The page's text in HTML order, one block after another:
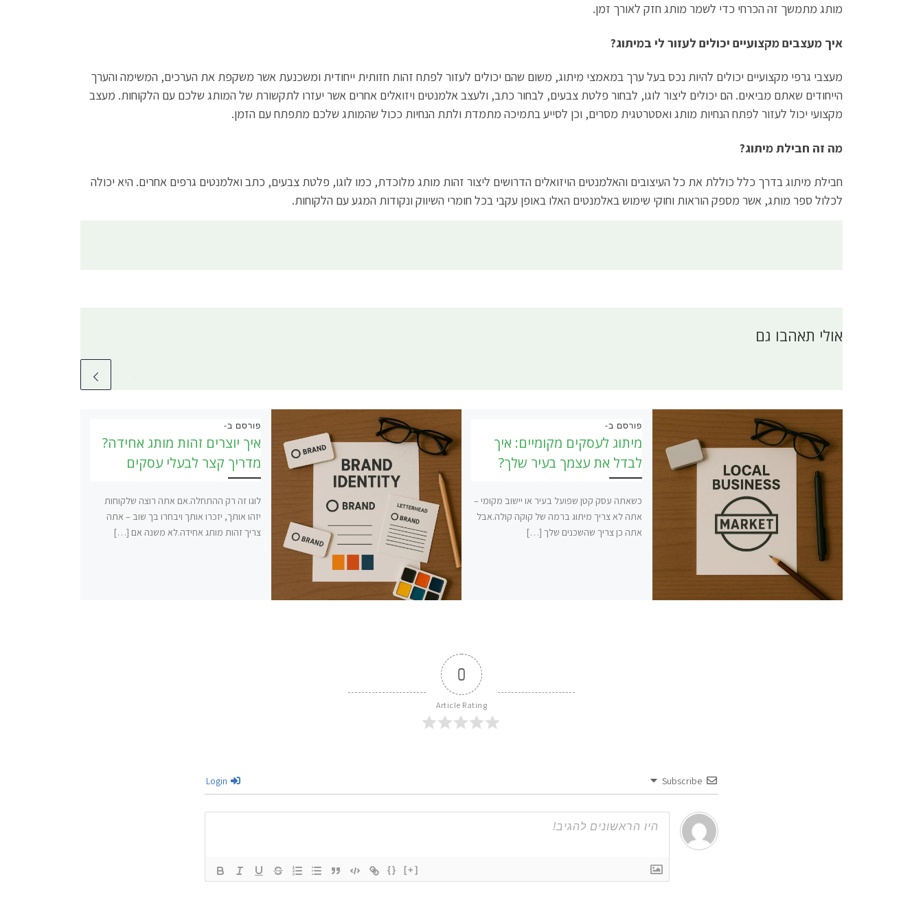
מותג מתמשך זה הכרחי כדי לשמר מותג חזק לאורך זמן.
איך מעצבים מקצועיים יכולים לעזור לי במיתוג?
מעצבי גרפי מקצועיים יכולים להיות נכס בעל ערך במאמצי מיתוג, משום שהם יכולים לעזור לפתח זהות חזותית ייחודית ומשכנעת אשר משקפת את הערכים, המשימה והערך
הייחודים שאתם מביאים. הם יכולים ליצור לוגו, לבחור פלטת צבעים, לבחור כתב, ולעצב אלמנטים ויזואלים אחרים אשר יעזרו לתקשורת של המותג שלכם עם הלקוחות. מעצב
מקצועי יכול לעזור לפתח הנחיות מותג ואסטרטגית מסרים, וכן לסייע בתמיכה מתמדת ולתת הנחיות ככול שהמותג שלכם מתפתח עם הזמן.
מה זה חבילת מיתוג?
חבילת מיתוג בדרך כלל כוללת את כל העיצובים והאלמנטים הויזואלים הדרושים ליצור זהות מותג מלוכדת, כמו לוגו, פלטת צבעים, כתב ואלמנטים גרפים אחרים. היא יכולה
לכלול ספר מותג, אשר מספק הוראות וחוקי שימוש באלמנטים האלו באופן עקבי בכל חומרי השיווק ונקודות המגע עם הלקוחות.
אולי תאהבו גם
פורסם ב-
מיתוג לעסקים מקומיים: איך
לבדל את עצמך בעיר שלך?
כשאתה עסק קטן שפועל בעיר או יישוב מקומי –
אתה לא צריך מיתוג ברמה של קוקה קולה.אבל
אתה כן צריך שהשכנים שלך […]
פורסם ב-
איך יוצרים זהות מותג אחידה?
מדריך קצר לבעלי עסקים
לוגו זה רק ההתחלה.אם אתה רוצה שלקוחות
יזהו אותך, יזכרו אותך ויבחרו בך שוב – אתה
צריך זהות מותג אחידה.לא משנה אם […]
0
Article Rating
Subscribe
{} [+]